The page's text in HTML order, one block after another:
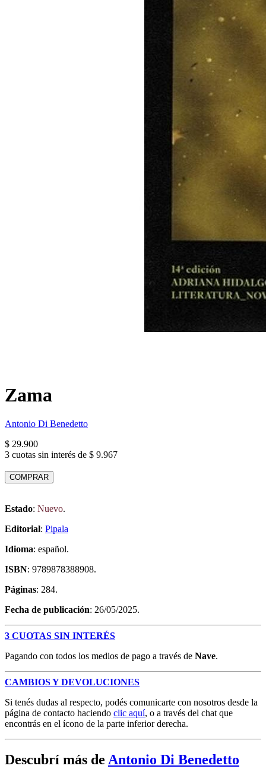
Zama
Antonio Di Benedetto
$ 29.900
3 cuotas sin interés de $ 9.967
COMPRAR
Estado: Nuevo.
Editorial: Pipala
Idioma: español.
ISBN: 9789878388908.
Páginas: 284.
Fecha de publicación: 26/05/2025.
3 CUOTAS SIN INTERÉS
Pagando con todos los medios de pago a través de Nave.
CAMBIOS Y DEVOLUCIONES
Si tenés dudas al respecto, podés comunicarte con nosotros desde la
página de contacto haciendo clic aquí, o a través del chat que
encontrás en el ícono de la parte inferior derecha.
Descubrí más de Antonio Di Benedetto